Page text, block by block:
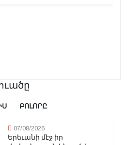
ԲՈԼՈՐԸ
07/08/2026
Երեւանի մէջ իր